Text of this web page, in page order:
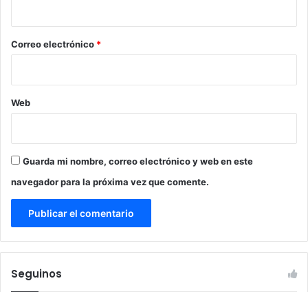
*
Correo electrónico *
Web
Guarda mi nombre, correo electrónico y web en este
navegador para la próxima vez que comente.
Seguinos